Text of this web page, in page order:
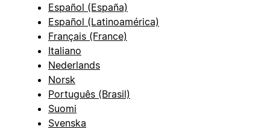
Español (España)
Español (Latinoamérica)
Français (France)
Italiano
Nederlands
Norsk
Português (Brasil)
Suomi
Svenska